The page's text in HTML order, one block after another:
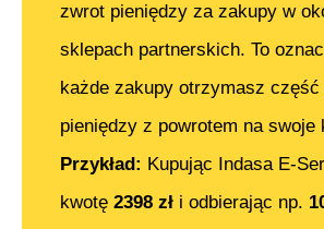
zwrot pieniędzy za zakupy w
sklepach partnerskich. To
każde zakupy otrzymasz część
pieniędzy z powrotem na swoje
Przykład: Kupując Indasa E-
kwotę 2398 zł i odbierając np.